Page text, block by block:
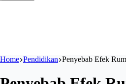
Home Pendidikan Penyebab Efek